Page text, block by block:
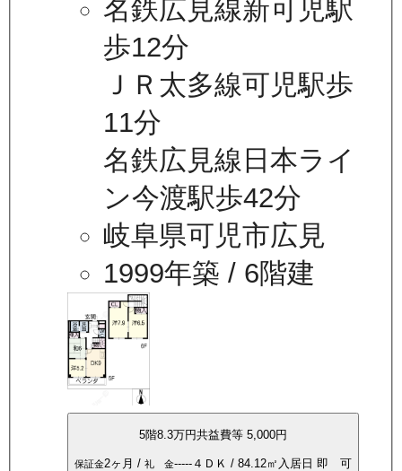
名鉄広見線新可児駅
歩12分
ＪＲ太多線可児駅歩
11分
名鉄広見線日本ライ
ン今渡駅歩42分
岐阜県可児市広見
1999年築 / 6階建
5階8.3万円共益費等5,000円
保証金2ヶ月 /礼 金----- ４ＤＫ /84.12㎡ 入居日即 可